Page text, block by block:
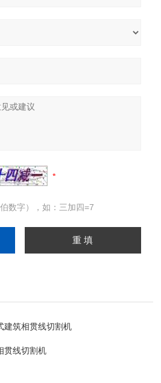
数字），如：三加四=7
建筑相贯线切割机
贯线切割机